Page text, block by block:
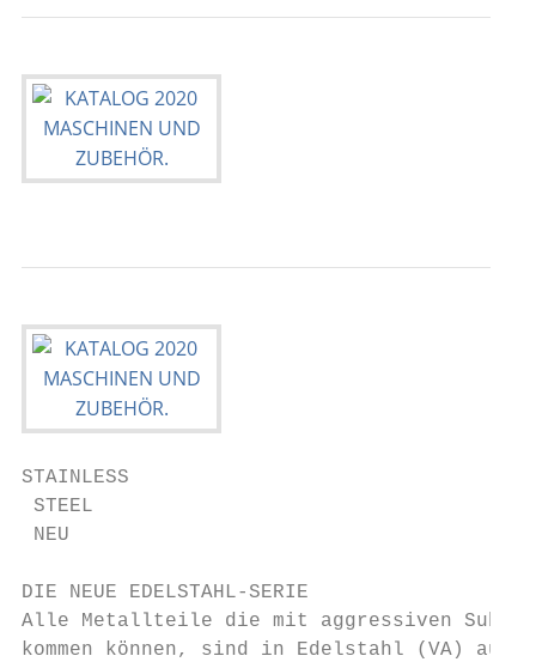
STAINLESS
STEEL
NEU
DIE NEUE EDELSTAHL-SERIE
Alle Metallteile die mit aggressiven
kommen können, sind in Edelstahl (VA)